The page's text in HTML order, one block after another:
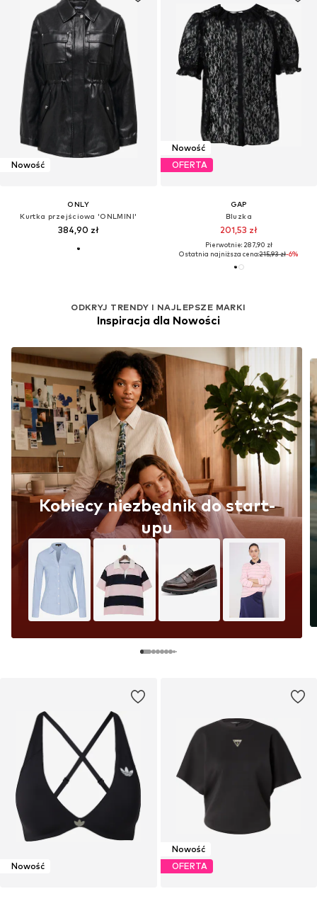
Nowość
ONLY
Kurtka przejściowa 'ONLMINI'
384,90 zł
ODKRYJ TRENDY I NAJLEPSZE MARKI
Inspiracja dla Nowości
Kobiecy niezbędnik do start-
upu
Nowość
OFERTA
GAP
Bluzka
201,53 zł
Pierwotnie: 287,90 zł
Ostatnia najniższa cena:215,93 zł-6%
Nowość
Nowość
OFERTA